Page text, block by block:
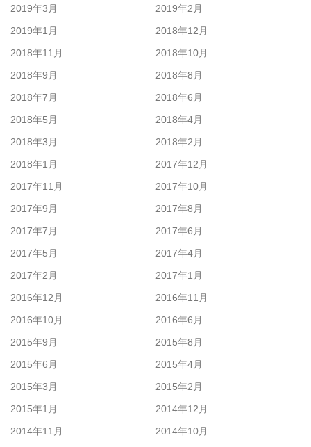
2019年3月
2019年2月
2019年1月
2018年12月
2018年11月
2018年10月
2018年9月
2018年8月
2018年7月
2018年6月
2018年5月
2018年4月
2018年3月
2018年2月
2018年1月
2017年12月
2017年11月
2017年10月
2017年9月
2017年8月
2017年7月
2017年6月
2017年5月
2017年4月
2017年2月
2017年1月
2016年12月
2016年11月
2016年10月
2016年6月
2015年9月
2015年8月
2015年6月
2015年4月
2015年3月
2015年2月
2015年1月
2014年12月
2014年11月
2014年10月